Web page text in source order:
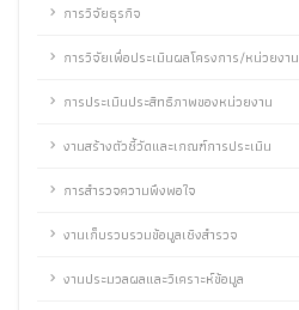
การวิจัยธุรกิจ
การวิจัยเพื่อประเมินผลโครงการ/หน่วยงาน
การประเมินประสิทธิภาพของหน่วยงาน
งานสร้างตัวชี้วัดและเกณฑ์การประเมิน
การสำรวจความพึงพอใจ
งานเก็บรวบรวมข้อมูลเชิงสำรวจ
งานประมวลผลและวิเคราะห์ข้อมูล